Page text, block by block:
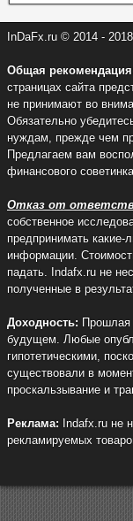
InDaFx.ru © 2014 - 2018
Общая
страницах сайта
не принимают во
Обязательно
нуждам, прежде чем
Предлагаем вам
финансового
Отказ от
собственное
предпринимать какие-
информации.
падать. Indafx.ru не
полученные в
Доходность: Прошлая
будущем. Любые
гипотетическими,
существовали в
проскальзывание и
Реклама: Indafx.ru не
рекламируемых